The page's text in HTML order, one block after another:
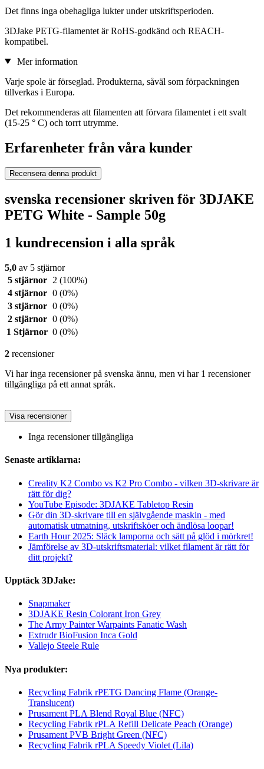
Det finns inga obehagliga lukter under utskriftsperioden.
3DJake PETG-filamentet är RoHS-godkänd och REACH-
kompatibel.
Mer information
Varje spole är förseglad. Produkterna, såväl som förpackningen
tillverkas i Europa.
Det rekommenderas att filamenten att förvara filamentet i ett svalt
(15-25 ° C) och torrt utrymme.
Erfarenheter från våra kunder
Recensera denna produkt
svenska recensioner skriven för 3DJAKE
PETG White - Sample 50g
1 kundrecension i alla språk
5,0 av 5 stjärnor
5 stjärnor
2 (100%)
4 stjärnor 0 (0%)
3 stjärnor 0 (0%)
2 stjärnor 0 (0%)
1 Stjärnor 0 (0%)
2 recensioner
Vi har inga recensioner på svenska ännu, men vi har 1 recensioner
tillgängliga på ett annat språk.
Visa recensioner
Inga recensioner tillgängliga
Senaste artiklarna:
Creality K2 Combo vs K2 Pro Combo - vilken 3D-skrivare är
rätt för dig?
YouTube Episode: 3DJAKE Tabletop Resin
Gör din 3D-skrivare till en självgående maskin - med
automatisk utmatning, utskriftsköer och ändlösa loopar!
Earth Hour 2025: Släck lamporna och sätt på glöd i mörkret!
Jämförelse av 3D-utskriftsmaterial: vilket filament är rätt för
ditt projekt?
Upptäck 3DJake:
Snapmaker
3DJAKE Resin Colorant Iron Grey
The Army Painter Warpaints Fanatic Wash
Extrudr BioFusion Inca Gold
Vallejo Steele Rule
Nya produkter:
Recycling Fabrik rPETG Dancing Flame (Orange-
Translucent)
Prusament PLA Blend Royal Blue (NFC)
Recycling Fabrik rPLA Refill Delicate Peach (Orange)
Prusament PVB Bright Green (NFC)
Recycling Fabrik rPLA Speedy Violet (Lila)